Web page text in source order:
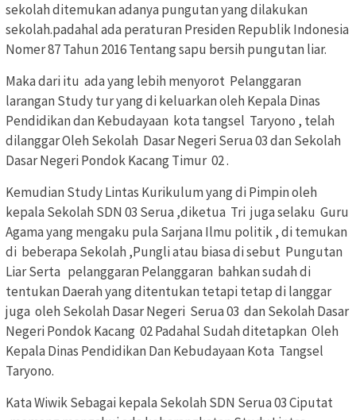
sekolah ditemukan adanya pungutan yang dilakukan
sekolah.padahal ada peraturan Presiden Republik Indonesia
Nomer 87 Tahun 2016 Tentang sapu bersih pungutan liar.
Maka dari itu ada yang lebih menyorot Pelanggaran
larangan Study tur yang di keluarkan oleh Kepala Dinas
Pendidikan dan Kebudayaan kota tangsel Taryono , telah
dilanggar Oleh Sekolah Dasar Negeri Serua 03 dan Sekolah
Dasar Negeri Pondok Kacang Timur 02 .
Kemudian Study Lintas Kurikulum yang di Pimpin oleh
kepala Sekolah SDN 03 Serua ,diketua Tri juga selaku Guru
Agama yang mengaku pula Sarjana Ilmu politik , di temukan
di beberapa Sekolah ,Pungli atau biasa di sebut Pungutan
Liar Serta pelanggaran Pelanggaran bahkan sudah di
tentukan Daerah yang ditentukan tetapi tetap di langgar
juga oleh Sekolah Dasar Negeri Serua 03 dan Sekolah Dasar
Negeri Pondok Kacang 02 Padahal Sudah ditetapkan Oleh
Kepala Dinas Pendidikan Dan Kebudayaan Kota Tangsel
Taryono.
Kata Wiwik Sebagai kepala Sekolah SDN Serua 03 Ciputat